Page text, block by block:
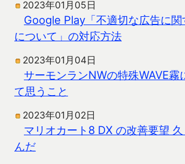
2023年01月05日
Google Play「不適切な広告に関
について」の対応方法
2023年01月04日
サーモンランNWの特殊WAVE霧
て思うこと
2023年01月02日
マリオカート8 DX の改善要望
んだ